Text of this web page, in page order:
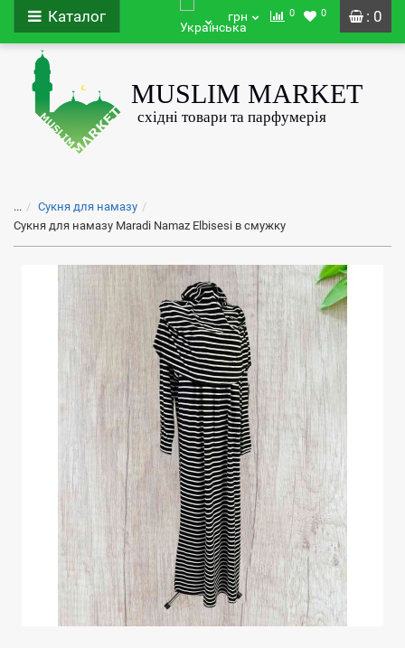
: 0
Каталог грн 0 0
...
Сукня для намазу
Сукня для намазу Maradi Namaz Elbisesi в смужку